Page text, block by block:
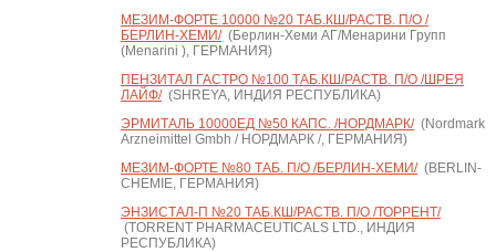
МЕЗИМ-ФОРТЕ 10000 №20 ТАБ.КШ/РАСТВ. П/О /
БЕРЛИН-ХЕМИ/(Берлин-Хеми АГ/Менарини Групп
(Menarini ), ГЕРМАНИЯ)
ПЕНЗИТАЛ ГАСТРО №100 ТАБ.КШ/РАСТВ. П/О /ШРЕЯ
ЛАЙФ/(SHREYA, ИНДИЯ РЕСПУБЛИКА)
ЭРМИТАЛЬ 10000ЕД №50 КАПС. /НОРДМАРК/(Nordmark
Arzneimittel Gmbh / НОРДМАРК /, ГЕРМАНИЯ)
МЕЗИМ-ФОРТЕ №80 ТАБ. П/О /БЕРЛИН-ХЕМИ/(BERLIN-
CHEMIE, ГЕРМАНИЯ)
ЭНЗИСТАЛ-П №20 ТАБ.КШ/РАСТВ. П/О /ТОРРЕНТ/
(TORRENT PHARMACEUTICALS LTD., ИНДИЯ
РЕСПУБЛИКА)